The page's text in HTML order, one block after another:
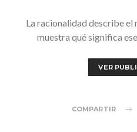
La racionalidad describe el
muestra qué significa
VER
COMPARTIR